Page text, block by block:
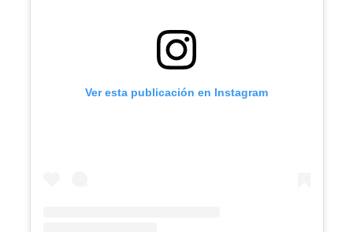
Ver esta publicación en Instagram